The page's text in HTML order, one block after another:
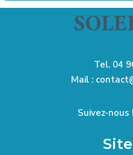
Tel. 04
Mail :
Suivez-nous !